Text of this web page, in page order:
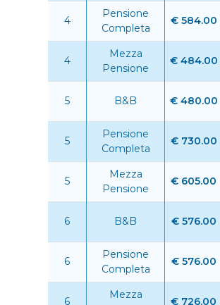
4
Pensione
Completa
€ 584.00
4
Mezza
Pensione
€ 484.00
5 B&B € 480.00
5
Pensione
Completa
€ 730.00
5
Mezza
Pensione
€ 605.00
6 B&B € 576.00
6
Pensione
Completa
€ 576.00
6
Mezza
€ 726.00